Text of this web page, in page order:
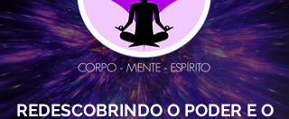
REDESCOBRINDO O PODER E O